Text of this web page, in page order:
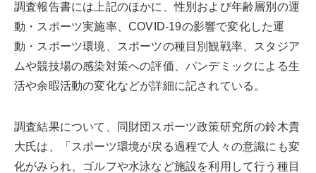
調査報告書には上記のほかに、性別および年齢層別の運
動・スポーツ実施率、COVID-19の影響で変化した運
動・スポーツ環境、スポーツの種目別観戦率、スタジア
ムや競技場の感染対策への評価、パンデミックによる生
活や余暇活動の変化などが詳細に記されている。
調査結果について、同財団スポーツ政策研究所の鈴木貴
大氏は、「スポーツ環境が戻る過程で人々の意識にも変
化がみられ、ゴルフや水泳など施設を利用して行う種目